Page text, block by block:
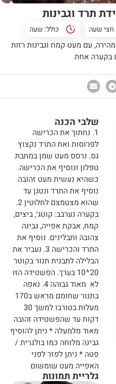
תרד וגבינות
חצי שעה כולל: שעה
עם מעט קמח וגבינות רזות
בקערה אחת
שלבי הכנה
1. נחתוך את הכרישה
לפרוסות ואת התרד נקצוץ
גס. נרסס מעט שמן במחבת
טפלון ונוסיף את הכרישה.
כשהיא נעשית מעט זהובה
נוסיף את התרד ונטגן עד
שהוא מצטמצם לחלוטין 2.
בקערה נערבב: קוטג׳, ביצים,
קמח, אבקת אפייה, גבינה
צהובה ותבלינים. נוסיף את
התרד והכרישה 3. נעביר את
הבלילה לתבנית תנור בקוטר
20^10 בערך. הפשטידה הזו
לא מאוד גבוהה 4. נאפה
בתנור שחומם מראש ב170
מעלות בטורבו למשך 30
דקות עד שהפשטידה זהובה
מאוד מלמעלה * ניתן להוסיף
גבינה מלוחה כמו בולגרית /
פטה * ניתן לפזר לפני
האפייה מעט שומשום
גלריית תמונות